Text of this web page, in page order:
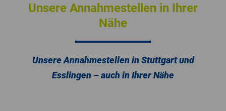
Unsere Annahmestellen in Ihrer
Nähe
Unsere Annahmestellen in Stuttgart und
Esslingen – auch in Ihrer Nähe